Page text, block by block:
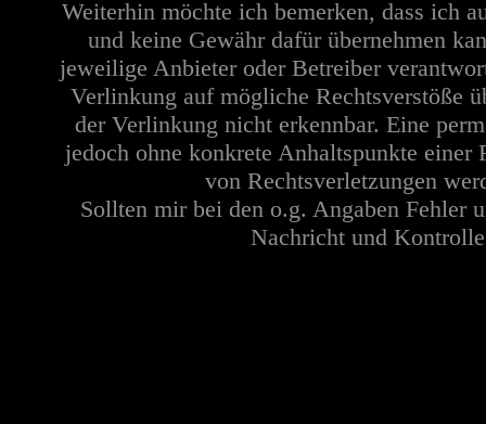
Weiterhin möchte ich bemerken, dass ich
und keine Gewähr dafür übernehmen
jeweilige Anbieter oder Betreiber
Verlinkung auf mögliche Rechtsverstöße
der Verlinkung nicht erkennbar. Eine
jedoch ohne konkrete Anhaltspunkte
von Rechtsverletzungen
Sollten mir bei den o.g. Angaben Fehler
Nachricht und